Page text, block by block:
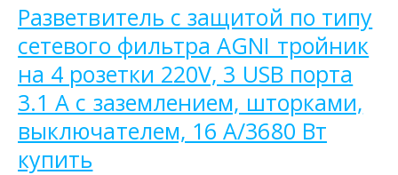
Разветвитель с защитой по типу
сетевого фильтра AGNI тройник
на 4 розетки 220V, 3 USB порта
3.1 A с заземлением, шторками,
выключателем, 16 A/3680 Вт
купить